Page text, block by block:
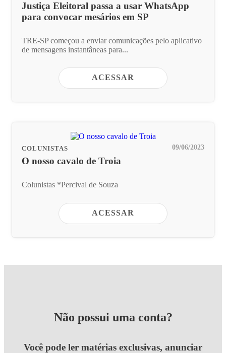
Justiça Eleitoral passa a usar WhatsApp
para convocar mesários em SP
TRE-SP começou a enviar comunicações pelo aplicativo
de mensagens instantâneas para...
ACESSAR
COLUNISTAS 09/06/2023
O nosso cavalo de Troia
Colunistas *Percival de Souza
ACESSAR
Não possui uma conta?
Você pode ler matérias exclusivas, anunciar